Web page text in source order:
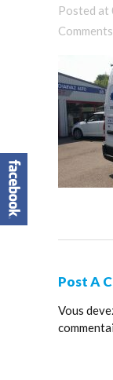
Posted at
Comments
Post A
Vous